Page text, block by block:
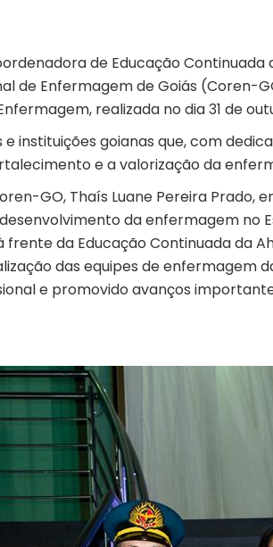
de Educação Continuada
de Enfermagem de Goiás (Coren-
realizada no dia 31 de
instituições goianas que, com
e a valorização da
GO, Thaís Luane Pereira Prado,
da enfermagem no
da Educação Continuada da
das equipes de enfermagem
e promovido avanços